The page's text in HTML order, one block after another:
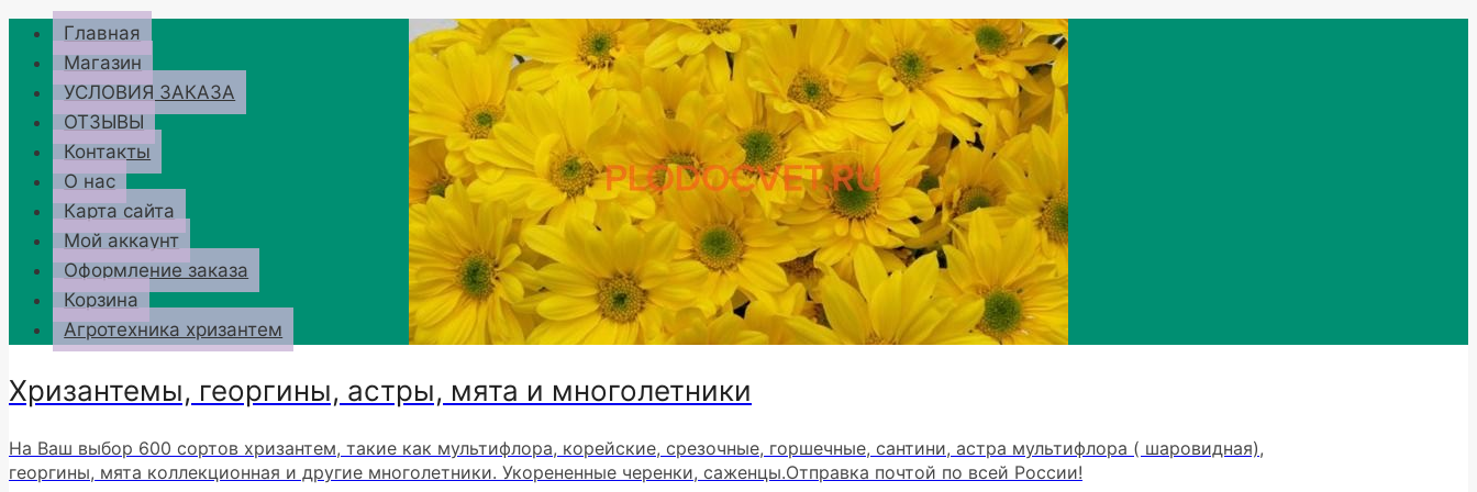
Перейти
содержимому
Главная
Магазин
УСЛОВИЯ ЗАКАЗА
ОТЗЫВЫ
Контакты
О нас
Карта сайта
Мой аккаунт
Оформление заказа
Корзина
Агротехника хризантем
Хризантемы, георгины, астры, мята и многолетники
На Ваш выбор 600 сортов хризантем, такие как мультифлора, корейские, срезочные, горшечные, сантини, астра мультифлора ( шаровидная),
георгины, мята коллекционная и другие многолетники. Укорененные черенки, саженцы.Отправка почтой по всей России!